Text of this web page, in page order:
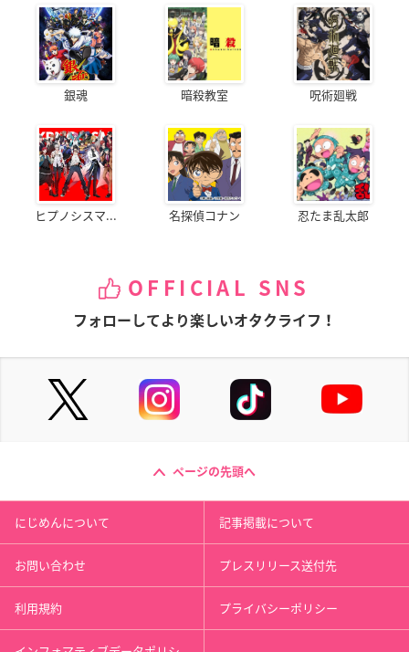
銀魂 暗殺教室 呪術廻戦
ヒプノシスマ... 名探偵コナン 忍たま乱太郎
OFFICIAL SNS
フォローしてより楽しいオタクライフ！
ページの先頭へ
にじめんについて 記事掲載について
お問い合わせ プレスリリース送付先
利用規約 プライバシーポリシー